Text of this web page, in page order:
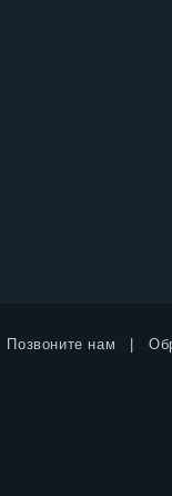
Позвоните нам